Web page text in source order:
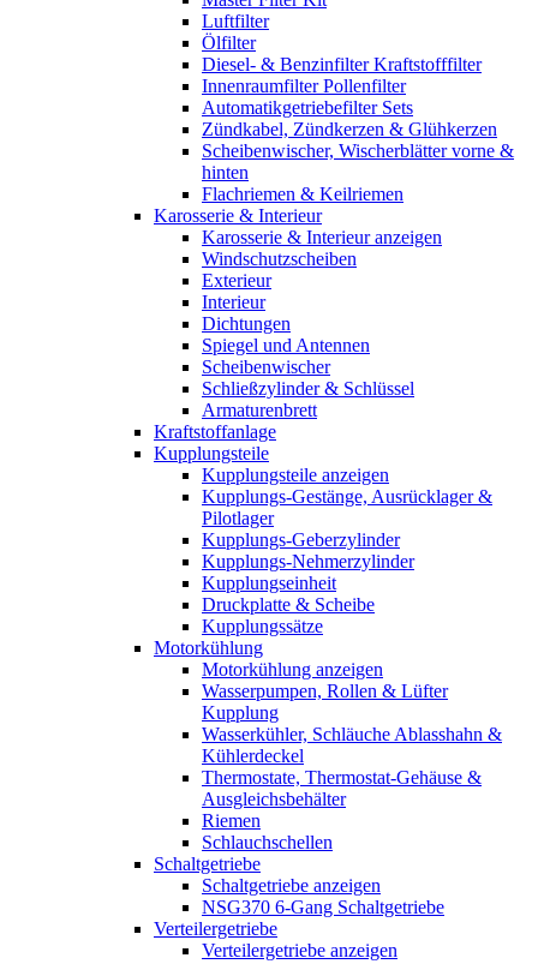
Luftfilter
Ölfilter
Diesel- & Benzinfilter Kraftstofffilter
Innenraumfilter Pollenfilter
Automatikgetriebefilter Sets
Zündkabel, Zündkerzen & Glühkerzen
Scheibenwischer, Wischerblätter vorne &
hinten
Flachriemen & Keilriemen
Karosserie & Interieur
Karosserie & Interieur anzeigen
Windschutzscheiben
Exterieur
Interieur
Dichtungen
Spiegel und Antennen
Scheibenwischer
Schließzylinder & Schlüssel
Armaturenbrett
Kraftstoffanlage
Kupplungsteile
Kupplungsteile anzeigen
Kupplungs-Gestänge, Ausrücklager &
Pilotlager
Kupplungs-Geberzylinder
Kupplungs-Nehmerzylinder
Kupplungseinheit
Druckplatte & Scheibe
Kupplungssätze
Motorkühlung
Motorkühlung anzeigen
Wasserpumpen, Rollen & Lüfter
Kupplung
Wasserkühler, Schläuche Ablasshahn &
Kühlerdeckel
Thermostate, Thermostat-Gehäuse &
Ausgleichsbehälter
Riemen
Schlauchschellen
Schaltgetriebe
Schaltgetriebe anzeigen
NSG370 6-Gang Schaltgetriebe
Verteilergetriebe
Verteilergetriebe anzeigen